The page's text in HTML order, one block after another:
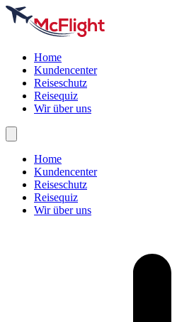
Home
Kundencenter
Reiseschutz
Reisequiz
Wir über uns
Home
Kundencenter
Reiseschutz
Reisequiz
Wir über uns